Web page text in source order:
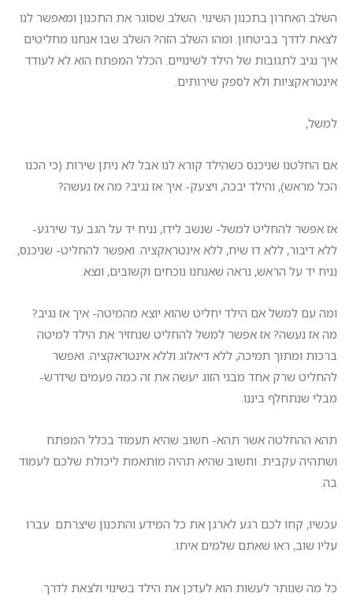
השלב האחרון בתכנון השינוי. השלב שסוגר את התכנון ומאפשר לנו
לצאת לדרך בביטחון. ומהו השלב הזה? השלב שבו אנחנו מחליטים
איך נגיב לתגובות של הילד לשינויים. הכלל המפתח הוא לא לעודד
אינטראקציות ולא לספק שירותים.
למשל,
אם החלטנו שניכנס כשהילד קורא לנו אבל לא ניתן שירות (כי הכנו
הכל מראש), והילד יבכה, ויצעק- איך אז נגיב? מה אז נעשה?
אז אפשר להחליט למשל- שנשב לידו, נניח יד על הגב עד שירגע-
ללא דיבור, ללא דו שיח, ללא אינטראקציה. ואפשר להחליט- שניכנס,
נניח יד על הראש, נראה שאנחנו נוכחים וקשובים, ונצא.
ומה עם למשל אם הילד יחליט שהוא יוצא מהמיטה- איך אז נגיב?
מה אז נעשה? אז אפשר למשל להחליט שנחזיר את הילד למיטה
ברכות ומתוך תמיכה, ללא דיאלוג וללא אינטראקציה. ואפשר
להחליט שרק אחד מבני הזוג יעשה את זה כמה פעמים שידרש-
מבלי שנתחלף ביננו.
תהא ההחלטה אשר תהא- חשוב שהיא תעמוד בכלל המפתח
ושתהיה עקבית. וחשוב שהיא תהיה מותאמת ליכולת שלכם לעמוד
בה.
עכשיו, קחו לכם רגע לארגן את כל המידע והתכנון שיצרתם. עברו
עליו שוב, ראו שאתם שלמים איתו.
כל מה שנותר לעשות הוא לעדכן את הילד בשינוי ולצאת לדרך.